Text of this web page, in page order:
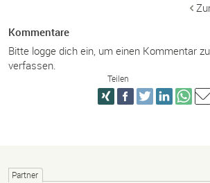
Kommentare
Bitte logge dich ein, um einen Kommentar zu
verfassen.
Teilen
Partner